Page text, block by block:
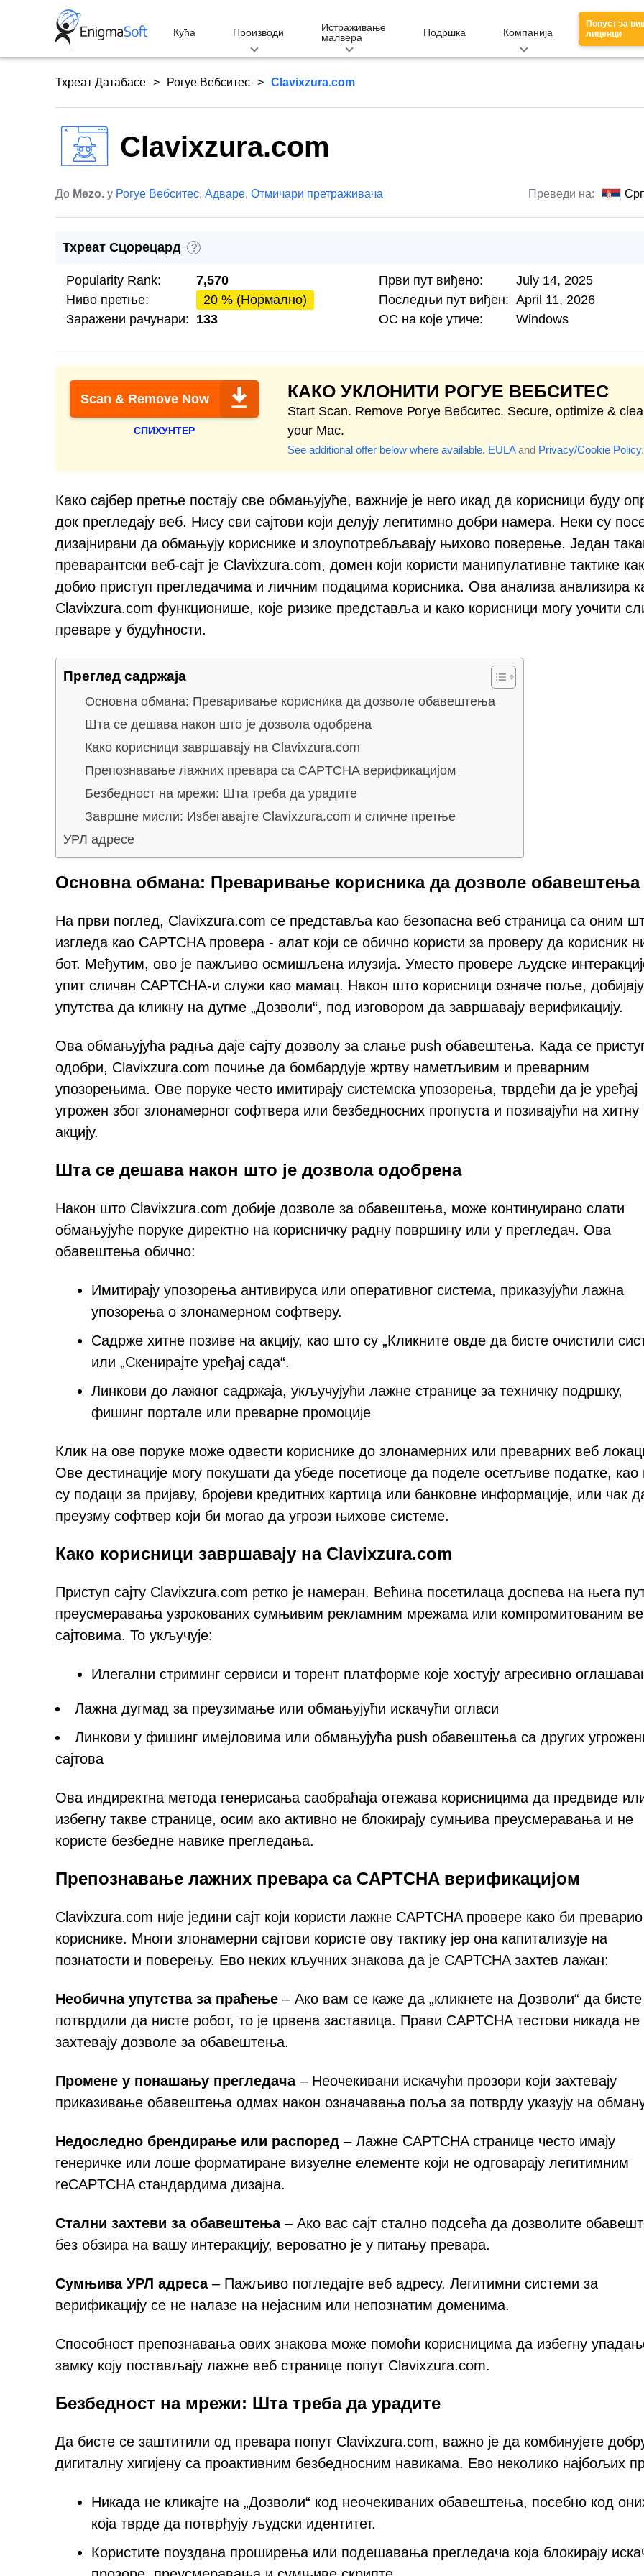
Кућа Производи
Истраживање
малвера
Подршка Компанија
Попуст за
лиценци
Тхреат Датабасе Рогуе Вебситес Clavixzura.com
Clavixzura.com
До Mezo. у Рогуе Вебситес, Адваре, Отмичари претраживача Преведи на:
Тхреат Сцорецард ?
Popularity Rank:
7,570
Ниво претње:
20 % (Нормално)
Заражени рачунари: 133
Први пут виђено:
July 14, 2025
Последњи пут виђен: April 11, 2026
ОС на које утиче:
Windows
Scan & Remove Now
СПИХУНТЕР
КАКО УКЛОНИТИ РОГУЕ ВЕБСИТЕС
Start Scan. Remove Рогуе Вебситес. Secure, optimize &
your Mac.
See additional offer below where available. EULAand Privacy/Cookie Policy.
Како сајбер претње постају све обмањујуће, важније је него икад да корисници буду
док прегледају веб. Нису сви сајтови који делују легитимно добри намера. Неки су
дизајнирани да обмањују кориснике и злоупотребљавају њихово поверење. Један
преварантски веб-сајт је Clavixzura.com, домен који користи манипулативне тактике
добио приступ прегледачима и личним подацима корисника. Ова анализа анализира
Clavixzura.com функционише, које ризике представља и како корисници могу уочити
преваре у будућности.
Преглед садржаја
Основна обмана: Преваривање корисника да дозволе обавештења
Шта се дешава након што је дозвола одобрена
Како корисници завршавају на Clavixzura.com
Препознавање лажних превара са CAPTCHA верификацијом
Безбедност на мрежи: Шта треба да урадите
Завршне мисли: Избегавајте Clavixzura.com и сличне претње
УРЛ адресе
Основна обмана: Преваривање корисника да дозволе обавештења
На први поглед, Clavixzura.com се представља као безопасна веб страница са оним
изгледа као CAPTCHA провера - алат који се обично користи за проверу да корисник
бот. Међутим, ово је пажљиво осмишљена илузија. Уместо провере људске
упит сличан CAPTCHA-и служи као мамац. Након што корисници означе поље, добијају
упутства да кликну на дугме „Дозволи“, под изговором да завршавају верификацију.
Ова обмањујућа радња даје сајту дозволу за слање push обавештења. Када се
одобри, Clavixzura.com почиње да бомбардује жртву наметљивим и преварним
упозорењима. Ове поруке често имитирају системска упозорења, тврдећи да је уређај
угрожен због злонамерног софтвера или безбедносних пропуста и позивајући на хитну
акцију.
Шта се дешава након што је дозвола одобрена
Након што Clavixzura.com добије дозволе за обавештења, може континуирано слати
обмањујуће поруке директно на корисничку радну површину или у прегледач. Ова
обавештења обично:
Имитирају упозорења антивируса или оперативног система, приказујући лажна
упозорења о злонамерном софтверу.
Садрже хитне позиве на акцију, као што су „Кликните овде да бисте очистили
или „Скенирајте уређај сада“.
Линкови до лажног садржаја, укључујући лажне странице за техничку подршку,
фишинг портале или преварне промоције
Клик на ове поруке може одвести кориснике до злонамерних или преварних веб
Ове дестинације могу покушати да убеде посетиоце да поделе осетљиве податке, као
су подаци за пријаву, бројеви кредитних картица или банковне информације, или чак
преузму софтвер који би могао да угрози њихове системе.
Како корисници завршавају на Clavixzura.com
Приступ сајту Clavixzura.com ретко је намеран. Већина посетилаца доспева на њега
преусмеравања узрокованих сумњивим рекламним мрежама или компромитованим
сајтовима. То укључује:
Илегални стриминг сервиси и торент платформе које хостују агресивно
Лажна дугмад за преузимање или обмањујући искачући огласи
Линкови у фишинг имејловима или обмањујућа push обавештења са других
сајтова
Ова индиректна метода генерисања саобраћаја отежава корисницима да предвиде
избегну такве странице, осим ако активно не блокирају сумњива преусмеравања и не
користе безбедне навике прегледања.
Препознавање лажних превара са CAPTCHA верификацијом
Clavixzura.com није једини сајт који користи лажне CAPTCHA провере како би преварио
кориснике. Многи злонамерни сајтови користе ову тактику јер она капитализује на
познатости и поверењу. Ево неких кључних знакова да је CAPTCHA захтев лажан:
Необична упутства за праћење – Ако вам се каже да „кликнете на Дозволи“ да бисте
потврдили да нисте робот, то је црвена заставица. Прави CAPTCHA тестови никада не
захтевају дозволе за обавештења.
Промене у понашању прегледача– Неочекивани искачући прозори који захтевају
приказивање обавештења одмах након означавања поља за потврду указују на
Недоследно брендирање или распоред – Лажне CAPTCHA странице често имају
генеричке или лоше форматиране визуелне елементе који не одговарају легитимним
reCAPTCHA стандардима дизајна.
Стални захтеви за обавештења– Ако вас сајт стално подсећа да дозволите
без обзира на вашу интеракцију, вероватно је у питању превара.
Сумњива УРЛ адреса– Пажљиво погледајте веб адресу. Легитимни системи за
верификацију се не налазе на нејасним или непознатим доменима.
Способност препознавања ових знакова може помоћи корисницима да избегну
замку коју постављају лажне веб странице попут Clavixzura.com.
Безбедност на мрежи: Шта треба да урадите
Да бисте се заштитили од превара попут Clavixzura.com, важно је да комбинујете
дигиталну хигијену са проактивним безбедносним навикама. Ево неколико најбољих
Никада не кликајте на „Дозволи“ код неочекиваних обавештења, посебно код
која тврде да потврђују људски идентитет.
Користите поуздана проширења или подешавања прегледача која блокирају